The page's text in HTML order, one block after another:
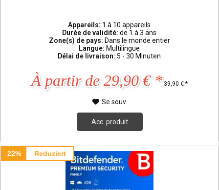
Appareils: 1 à 10 appareils
Durée de validité:de 1 à 3 ans
Zone(s) de pays: Dans le monde entier
Langue: Multilingue
Délai de livraison: 5 - 30 Minuten
À partir de 29,90 € * 39,90 € *
Se souv.
Acc. produit
22% Reduziert